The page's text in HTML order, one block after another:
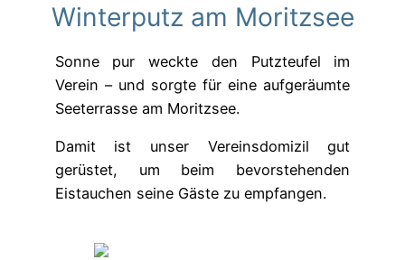
Winterputz am Moritzsee
Sonne pur weckte den Putzteufel im
Verein – und sorgte für eine aufgeräumte
Seeterrasse am Moritzsee.
Damit ist unser Vereinsdomizil gut
gerüstet, um beim bevorstehenden
Eistauchen seine Gäste zu empfangen.